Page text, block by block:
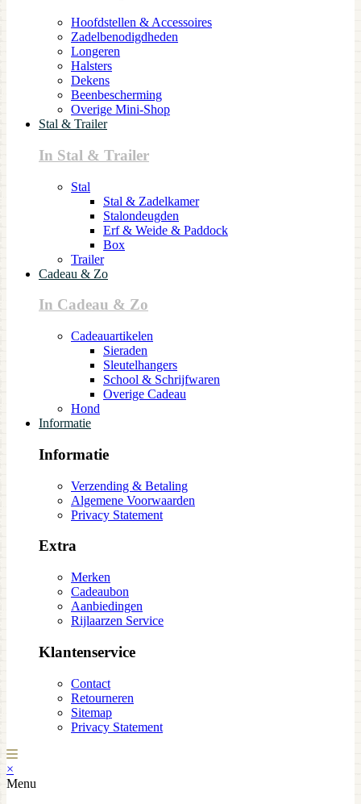
Hoofdstellen & Accessoires
Zadelbenodigdheden
Longeren
Halsters
Dekens
Beenbescherming
Overige Mini-Shop
Stal & Trailer
In Stal & Trailer
Stal
Stal & Zadelkamer
Stalondeugden
Erf & Weide & Paddock
Box
Trailer
Cadeau & Zo
In Cadeau & Zo
Cadeauartikelen
Sieraden
Sleutelhangers
School & Schrijfwaren
Overige Cadeau
Hond
Informatie
Informatie
Verzending & Betaling
Algemene Voorwaarden
Privacy Statement
Extra
Merken
Cadeaubon
Aanbiedingen
Rijlaarzen Service
Klantenservice
Contact
Retourneren
Sitemap
Privacy Statement
×
Menu